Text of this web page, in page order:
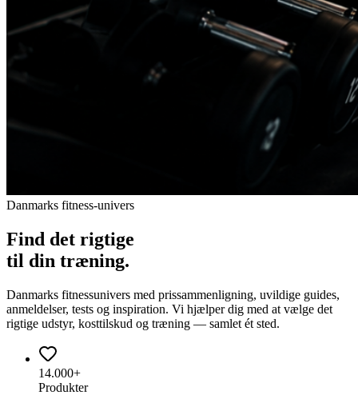
Danmarks fitness-univers
Find det rigtige
til din træning.
Danmarks fitnessunivers med prissammenligning, uvildige guides,
anmeldelser, tests og inspiration. Vi hjælper dig med at vælge det
rigtige udstyr, kosttilskud og træning — samlet ét sted.
14.000+
Produkter